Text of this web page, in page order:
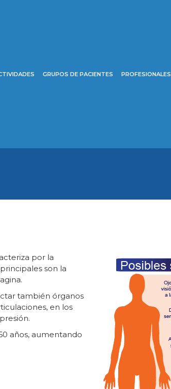
GRUPOS DE PACIENTES PROFESIONALES
por la
son la
también órganos
en los
años, aumentando